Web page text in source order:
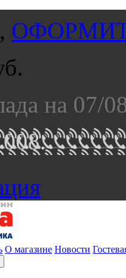
на 07/
О магазине Новости